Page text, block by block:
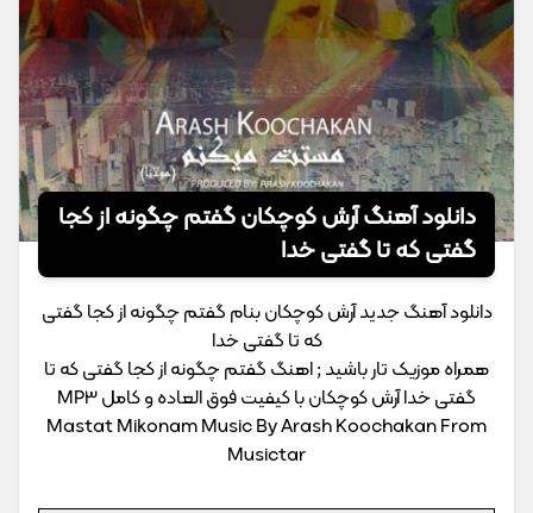
دانلود آهنگ آرش کوچکان گفتم چگونه از کجا
گفتی که تا گفتی خدا
دانلود آهنگ جدید آرش کوچکان بنام گفتم چگونه از کجا گفتی
که تا گفتی خدا
همراه موزیک تار باشید ; اهنگ گفتم چگونه از کجا گفتی که تا
گفتی خدا آرش کوچکان با کیفیت فوق العاده و کامل MP3
Mastat Mikonam Music By Arash Koochakan From
Musictar